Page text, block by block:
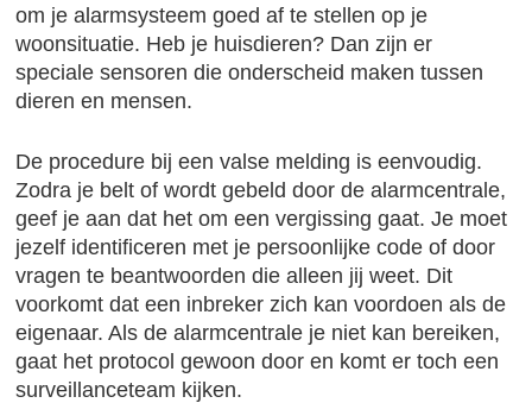
om je alarmsysteem goed af te stellen op je
woonsituatie. Heb je huisdieren? Dan zijn er
speciale sensoren die onderscheid maken tussen
dieren en mensen.
De procedure bij een valse melding is eenvoudig.
Zodra je belt of wordt gebeld door de alarmcentrale,
geef je aan dat het om een vergissing gaat. Je moet
jezelf identificeren met je persoonlijke code of door
vragen te beantwoorden die alleen jij weet. Dit
voorkomt dat een inbreker zich kan voordoen als de
eigenaar. Als de alarmcentrale je niet kan bereiken,
gaat het protocol gewoon door en komt er toch een
surveillanceteam kijken.